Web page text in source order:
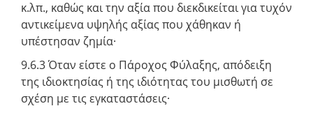
κ.λπ., καθώς και την αξία που διεκδικείται για τυχόν
αντικείμενα υψηλής αξίας που χάθηκαν ή
υπέστησαν ζημία·
9.6.3 Όταν είστε ο Πάροχος Φύλαξης, απόδειξη
της ιδιοκτησίας ή της ιδιότητας του μισθωτή σε
σχέση με τις εγκαταστάσεις·